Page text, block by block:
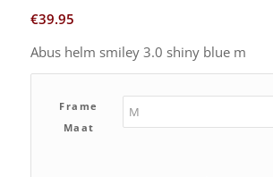
€39.95
Abus helm smiley 3.0 shiny blue m
Frame
Maat